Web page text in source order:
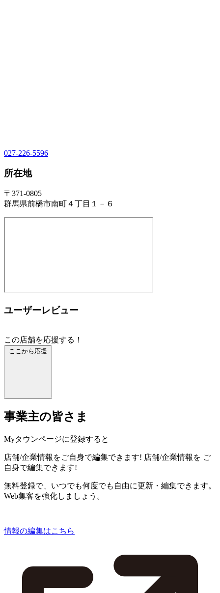
027-226-5596
所在地
〒371-0805
群馬県前橋市南町４丁目１－６
ユーザーレビュー
この店舗を応援する！
ここから応援
事業主の皆さま
Myタウンページに登録すると
店舗/企業情報をご自身で編集できます! 店舗/企業情報を ご
自身で編集できます!
無料登録で、いつでも何度でも自由に更新・編集できます。
Web集客を強化しましょう。
情報の編集はこちら